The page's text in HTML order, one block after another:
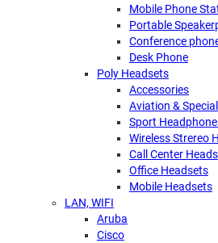
Mobile Phone
Portable
Conference
Desk Phone
Poly Headsets
Accessories
Aviation & Special
Sport
Wireless Strereo
Call Center
Office Headsets
Mobile Headsets
LAN, WIFI
Aruba
Cisco